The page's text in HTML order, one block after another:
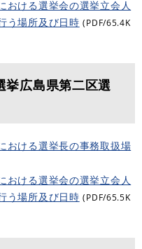
おける選挙会の選挙立会人
う場所及び日時 (PDF/65.4K
挙広島県第二区選
おける選挙長の事務取扱場
おける選挙会の選挙立会人
う場所及び日時 (PDF/65.5K